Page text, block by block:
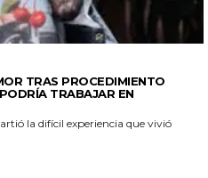
TRAS PROCEDIMIENTO
TRABAJAR EN
la difícil experiencia que vivió